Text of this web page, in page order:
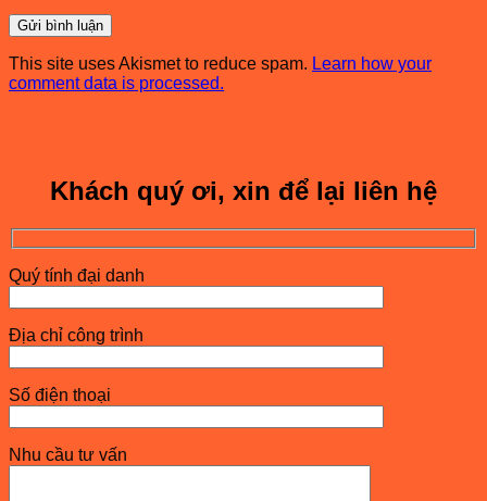
This site uses Akismet to reduce spam. Learn how your
comment data is processed.
Khách quý ơi, xin để lại liên hệ
Quý tính đại danh
Địa chỉ công trình
Số điện thoại
Nhu cầu tư vấn